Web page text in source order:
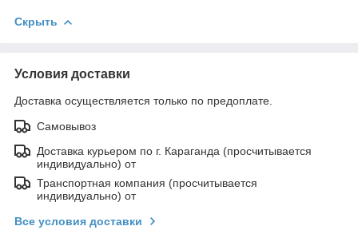
Скрыть
Условия доставки
Доставка осуществляется только по предоплате.
Самовывоз
Доставка курьером по г. Караганда (просчитывается
индивидуально) от
Транспортная компания (просчитывается
индивидуально) от
Все условия доставки